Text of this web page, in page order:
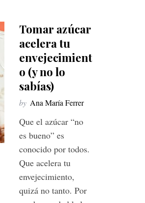
Tomar azúcar
acelera tu
envejecimient
o (y no lo
sabías)
by Ana María Ferrer
Que el azúcar “no
es bueno” es
conocido por todos.
Que acelera tu
envejecimiento,
quizá no tanto. Por